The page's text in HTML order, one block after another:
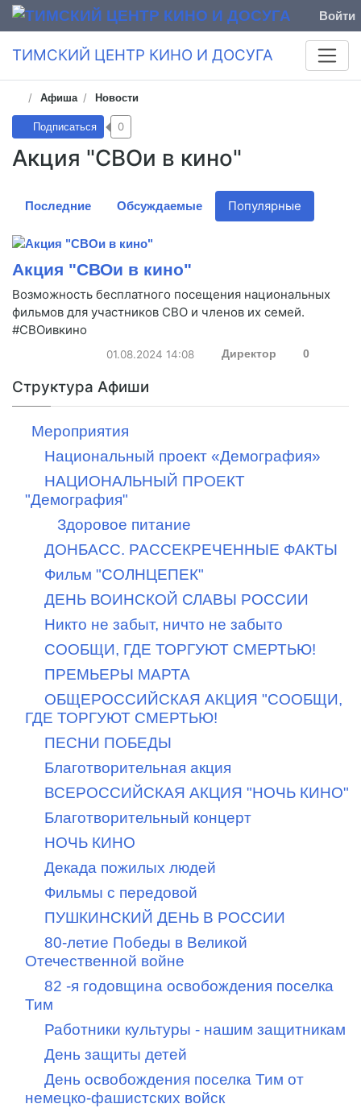
Войти
ТИМСКИЙ ЦЕНТР КИНО И ДОСУГА
Афиша Новости
Акция "СВОи в кино"
Подписаться 0
Последние Обсуждаемые Популярные
Акция "СВОи в кино"
Возможность бесплатного посещения национальных
фильмов для участников СВО и членов их семей.
#СВОивкино
01.08.2024 14:08 Директор 0
Структура Афиши
Мероприятия
Национальный проект «Демография»
НАЦИОНАЛЬНЫЙ ПРОЕКТ
"Демография"
Здоровое питание
ДОНБАСС. РАССЕКРЕЧЕННЫЕ ФАКТЫ
Фильм "СОЛНЦЕПЕК"
ДЕНЬ ВОИНСКОЙ СЛАВЫ РОССИИ
Никто не забыт, ничто не забыто
СООБЩИ, ГДЕ ТОРГУЮТ СМЕРТЬЮ!
ПРЕМЬЕРЫ МАРТА
ОБЩЕРОССИЙСКАЯ АКЦИЯ "СООБЩИ,
ГДЕ ТОРГУЮТ СМЕРТЬЮ!
ПЕСНИ ПОБЕДЫ
Благотворительная акция
ВСЕРОССИЙСКАЯ АКЦИЯ "НОЧЬ КИНО"
Благотворительный концерт
НОЧЬ КИНО
Декада пожилых людей
Фильмы с передовой
ПУШКИНСКИЙ ДЕНЬ В РОССИИ
80-летие Победы в Великой
Отечественной войне
82 -я годовщина освобождения поселка
Тим
Работники культуры - нашим защитникам
День защиты детей
День освобождения поселка Тим от
немецко-фашистских войск